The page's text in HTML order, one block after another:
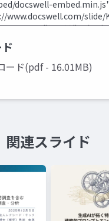
ード(pdf - 16.01MB)
関連スライド